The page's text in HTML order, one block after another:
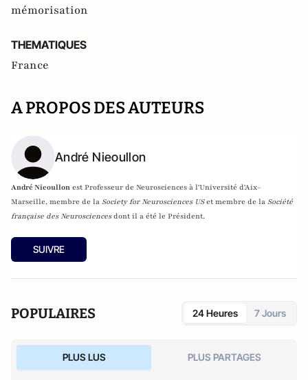
mémorisation
THEMATIQUES
France
A PROPOS DES AUTEURS
André Nieoullon
André Nieoullon est Professeur de Neurosciences à l'Université d'Aix-
Marseille, membre de la Society for Neurosciences USet membre de la Société
française des Neurosciencesdont il a été le Président.
SUIVRE
POPULAIRES 24 Heures 7 Jours
PLUS LUS PLUS PARTAGES